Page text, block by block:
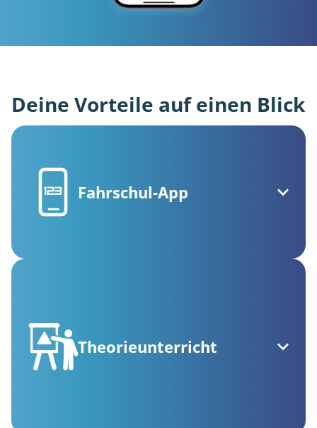
Deine Vorteile auf einen Blick
Fahrschul-App
Theorieunterricht